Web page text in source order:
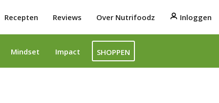
Recepten Reviews Over Nutrifoodz Inloggen
Mindset Impact SHOPPEN